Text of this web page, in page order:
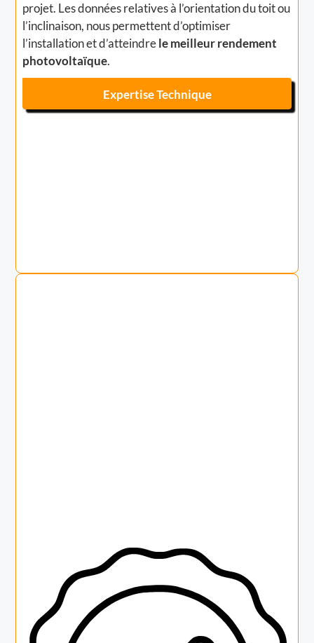
projet. Les données relatives à l’orientation du toit ou
l’inclinaison, nous permettent d’optimiser
l’installation et d’atteindrele meilleur rendement
photovoltaïque.
Expertise Technique